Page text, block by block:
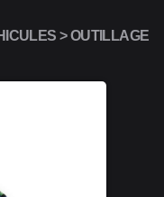
> OUTILLAGE